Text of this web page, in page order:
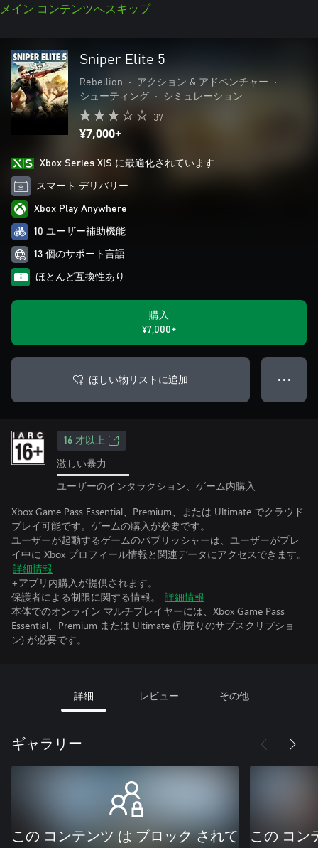
メイン コンテンツへスキップ
Sniper Elite 5
Rebellion • アクション & アドベンチャー
•
シューティング
• シミュレーション
37
¥7,000+
Xbox Series X|S に最適化されています
スマート デリバリー
Xbox Play Anywhere
10 ユーザー補助機能
13 個のサポート言語
ほとんど互換性あり
購入
¥7,000+
ほしい物リストに追加 ● ● ●
16 才以上
激しい暴力
ユーザーのインタラクション、ゲーム内購入
Xbox Game Pass Essential、Premium、または Ultimate でクラウド
プレイ可能です。ゲームの購入が必要です。
ユーザーが起動するゲームのパブリッシャーは、ユーザーがプレ
イ中に Xbox プロフィール情報と関連データにアクセスできます。
詳細情報
+アプリ内購入が提供されます。
保護者による制限に関する情報。
詳細情報
本体でのオンライン マルチプレイヤーには、Xbox Game Pass
Essential、Premium または Ultimate (別売りのサブスクリプショ
ン) が必要です。
詳細 レビュー その他
ギャラリー
この コンテンツ は ブロック されて
この コン